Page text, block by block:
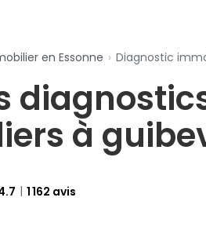
en Essonne › Diagnostic
à
1 162 avis